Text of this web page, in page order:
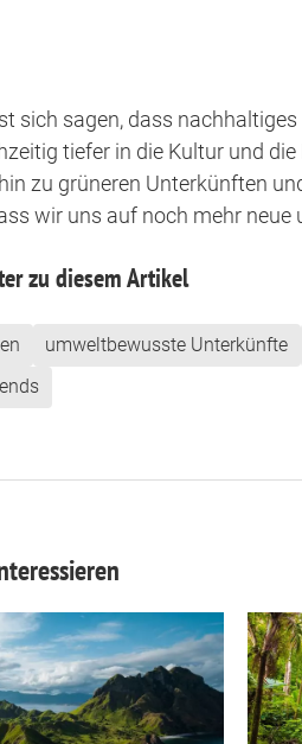
sich sagen, dass
tiefer in die Kultur und
zu grüneren Unterkünften
wir uns auf noch mehr
zu diesem Artikel
umweltbewusste Unterkünfte